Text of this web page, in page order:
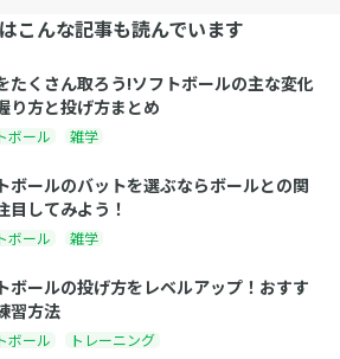
こんな記事も読んでいます
たくさん取ろう!ソフトボールの主な変化
り方と投げ方まとめ
ボール 雑学
ボールのバットを選ぶならボールとの関
目してみよう！
ボール 雑学
ボールの投げ方をレベルアップ！おすす
習方法
ボール トレーニング